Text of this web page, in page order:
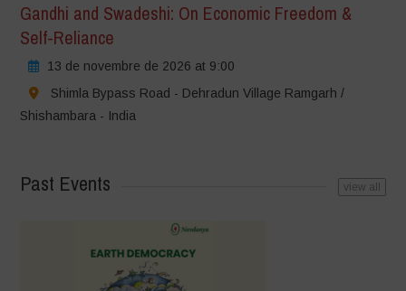
Gandhi and Swadeshi: On Economic Freedom &
Self-Reliance
13 de novembre de 2026 at 9:00
Shimla Bypass Road - Dehradun Village Ramgarh /
Shishambara - India
Past Events view all